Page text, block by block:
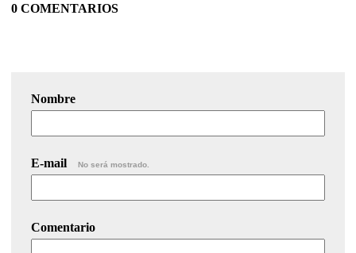
0 COMENTARIOS
Nombre
E-mail No será mostrado.
Comentario